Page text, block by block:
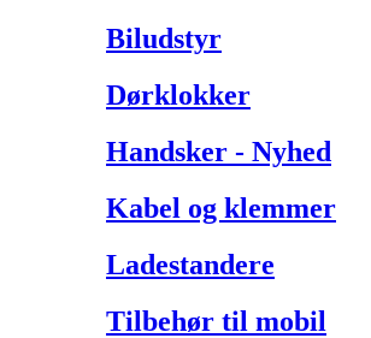
Biludstyr
Dørklokker
Handsker - Nyhed
Kabel og klemmer
Ladestandere
Tilbehør til mobil